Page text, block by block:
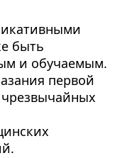
быть
и обучаемым.
первой